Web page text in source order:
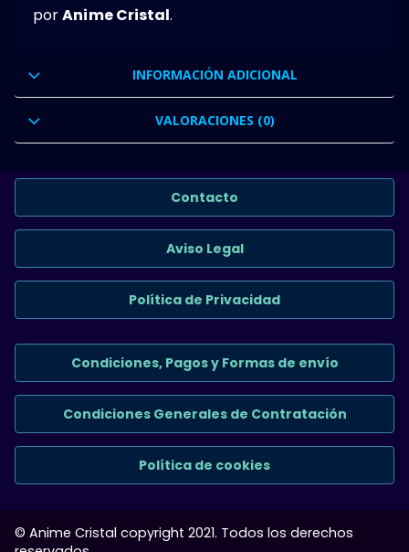
porAnime Cristal.
INFORMACIÓN ADICIONAL
VALORACIONES (0)
Contacto
Aviso Legal
Política de Privacidad
Condiciones, Pagos y Formas de envío
Condiciones Generales de Contratación
Política de cookies
© Anime Cristal copyright 2021. Todos los derechos